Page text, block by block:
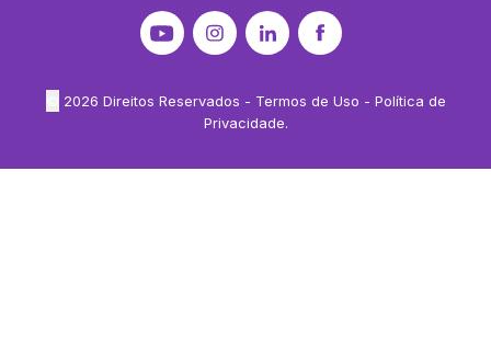
2026 Direitos Reservados - Termos de Uso - Política de
Privacidade.